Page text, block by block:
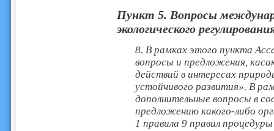
Пункт 5. Вопросы
экологического
8. В рамках этого пункта
вопросы и предложения,
действий в интересах
устойчивого развития». В
дополнительные вопросы в
предложению какого-либо
1 правила 9 правил